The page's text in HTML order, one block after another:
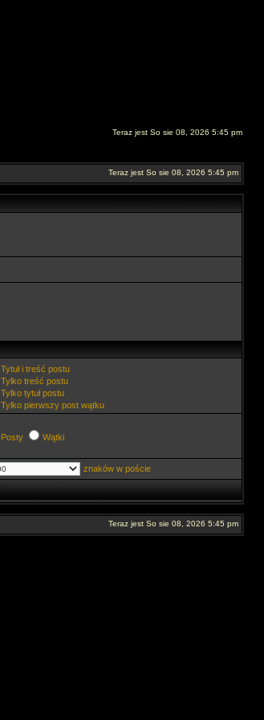
Teraz jest So sie 08, 2026 5:45 pm
Teraz jest So sie 08, 2026 5:45 pm
Tytuł i treść postu
Tylko treść postu
Tylko tytuł postu
Tylko pierwszy post wątku
Posty Wątki
znaków w poście
Teraz jest So sie 08, 2026 5:45 pm